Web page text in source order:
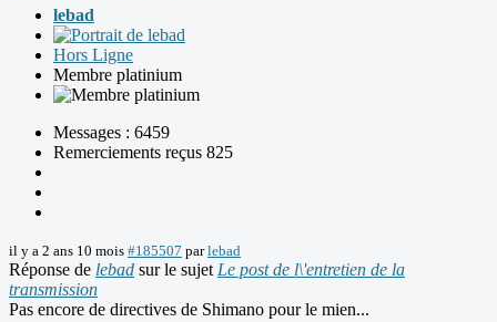
lebad
Hors Ligne
Membre platinium
Messages : 6459
Remerciements reçus 825
il y a 2 ans 10 mois #185507 parlebad
Réponse de lebad sur le sujet Le post de l\'entretien de la
transmission
Pas encore de directives de Shimano pour le mien...